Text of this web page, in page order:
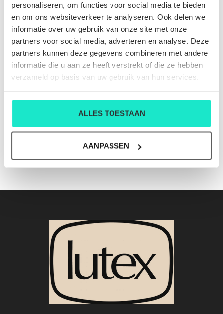
personaliseren, om functies voor social media te bieden
en om ons websiteverkeer te analyseren. Ook delen we
informatie over uw gebruik van onze site met onze
partners voor social media, adverteren en analyse. Deze
partners kunnen deze gegevens combineren met andere
informatie die u aan ze heeft verstrekt of die ze hebben
verzameld op basis van uw gebruik van hun services.
ALLES TOESTAAN
AANPASSEN
SALE-50%